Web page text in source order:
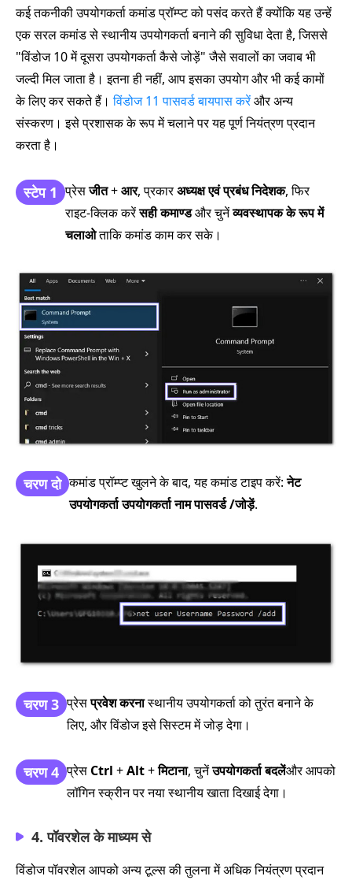
कई तकनीकी उपयोगकर्ता कमांड प्रॉम्प्ट को पसंद करते हैं क्योंकि यह उन्हें
एक सरल कमांड से स्थानीय उपयोगकर्ता बनाने की सुविधा देता है, जिससे
"विंडोज 10 में दूसरा उपयोगकर्ता कैसे जोड़ें" जैसे सवालों का जवाब भी
जल्दी मिल जाता है। इतना ही नहीं, आप इसका उपयोग और भी कई कामों
के लिए कर सकते हैं।विंडोज 11 पासवर्ड बायपास करेंऔर अन्य
संस्करण। इसे प्रशासक के रूप में चलाने पर यह पूर्ण नियंत्रण प्रदान
करता है।
स्टेप 1 प्रेसजीत+आर, प्रकारअध्यक्ष एवं प्रबंध निदेशक, फिर
राइट-क्लिक करेंसही कमाण्डऔर चुनेंव्यवस्थापक के रूप में
चलाओताकि कमांड काम कर सके।
चरण दो कमांड प्रॉम्प्ट खुलने के बाद, यह कमांड टाइप करें:नेट
उपयोगकर्ता उपयोगकर्ता नाम पासवर्ड /जोड़ें.
चरण 3 प्रेसप्रवेश करनास्थानीय उपयोगकर्ता को तुरंत बनाने के
लिए, और विंडोज इसे सिस्टम में जोड़ देगा।
चरण 4 प्रेस Ctrl +Alt+मिटाना, चुनेंउपयोगकर्ता बदलेंऔर आपको
लॉगिन स्क्रीन पर नया स्थानीय खाता दिखाई देगा।
4. पॉवरशेल के माध्यम से
विंडोज पॉवरशेल आपको अन्य टूल्स की तुलना में अधिक नियंत्रण प्रदान